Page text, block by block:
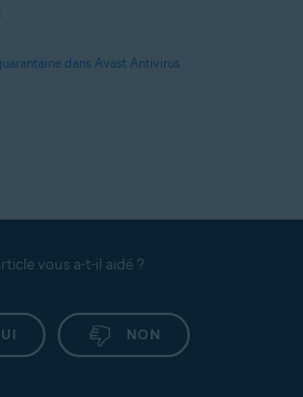
dans Avast Antivirus
vous a-t-il aidé ?
NON